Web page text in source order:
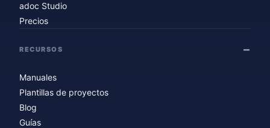
adoc Studio
Precios
RECURSOS
Manuales
Plantillas de proyectos
Blog
Guías